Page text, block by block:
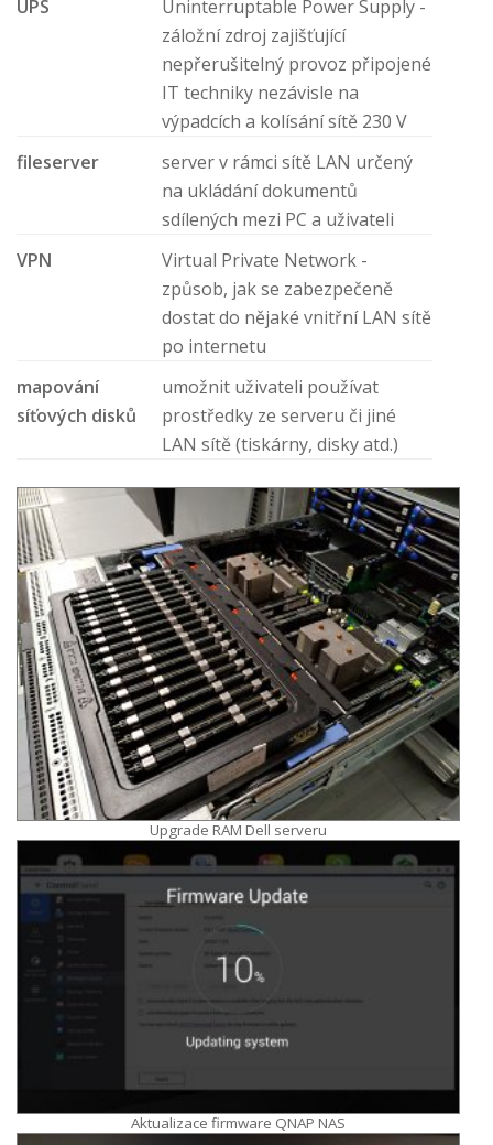
UPS
Uninterruptable Power Supply -
záložní zdroj zajišťující
nepřerušitelný provoz připojené
IT techniky nezávisle na
výpadcích a kolísání sítě 230 V
fileserver
server v rámci sítě LAN určený
na ukládání dokumentů
sdílených mezi PC a uživateli
VPN
Virtual Private Network -
způsob, jak se zabezpečeně
dostat do nějaké vnitřní LAN sítě
po internetu
mapování
síťových disků
umožnit uživateli používat
prostředky ze serveru či jiné
LAN sítě (tiskárny, disky atd.)
Upgrade RAM Dell serveru
Aktualizace firmware QNAP NAS